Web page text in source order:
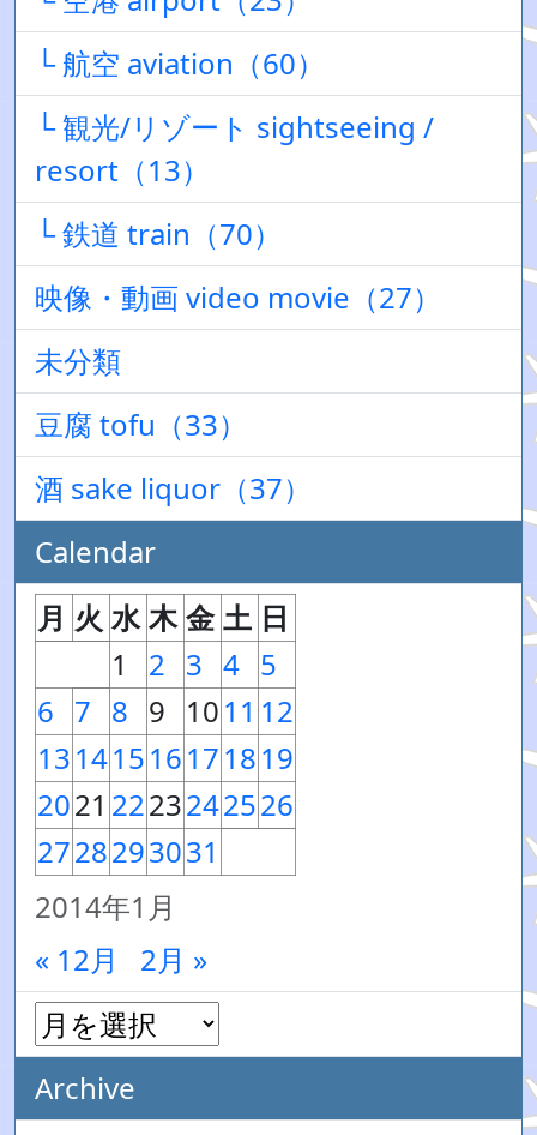
└ 航空 aviation（60）
└ 観光/リゾート sightseeing /
resort（13）
└ 鉄道 train（70）
映像・動画 video movie（27）
未分類
豆腐 tofu（33）
酒 sake liquor（37）
Calendar
2014年1月
月 火 水 木 金 土 日
1
2 3 4 5
6 7 8 9 1011 12
13141516171819
2021 2223242526
2728293031
« 12月 2月 »
Archive